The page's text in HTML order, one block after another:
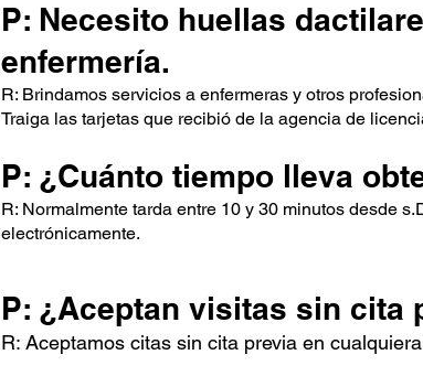
P: Necesito huellas
enfermería.
R: Brindamos servicios a enfermeras y otros
Traiga las tarjetas que recibió de la agencia de
P: ¿Cuánto tiempo lleva
R: Normalmente tarda entre 10 y 30 minutos desde s.
electrónicamente.
P: ¿Aceptan visitas sin cita
R: Aceptamos citas sin cita previa en